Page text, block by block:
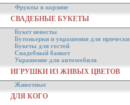
Фрукты в корзине
СВАДЕБНЫЕ БУКЕТЫ
Букет невесты
Бутоньерки и украшения для прически
Букеты для гостей
Свадебный банкет
Украшение для автомобиля
ИГРУШКИ ИЗ ЖИВЫХ ЦВЕТОВ
Животные
ДЛЯ КОГО